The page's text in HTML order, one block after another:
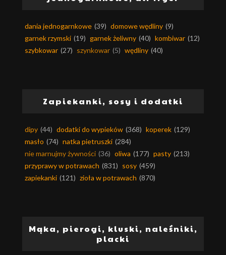
dania jednogarnkowe (39) domowe wędliny (9)
garnek rzymski (19) garnek żeliwny (40) kombiwar (12)
szybkowar (27) szynkowar (5) wędliny (40)
Zapiekanki, sosy i dodatki
dipy (44) dodatki do wypieków (368) koperek (129)
masło (74) natka pietruszki (284)
nie marnujmy żywności (36) oliwa (177) pasty (213)
przyprawy w potrawach (831) sosy (459)
zapiekanki (121) zioła w potrawach (870)
Mąka, pierogi, kluski, naleśniki,
placki